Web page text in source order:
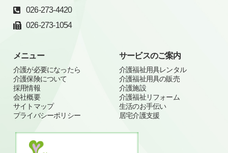
026-273-4420
026-273-1054
メニュー
介護が必要になったら
介護保険について
採用情報
会社概要
サイトマップ
プライバシーポリシー
サービスのご案内
介護福祉用具レンタル
介護福祉用具の販売
介護施設
介護福祉リフォーム
生活のお手伝い
居宅介護支援